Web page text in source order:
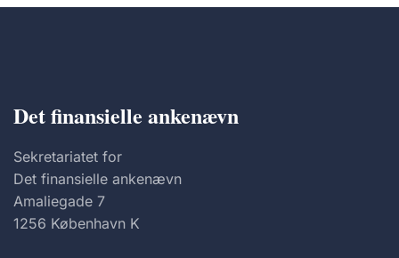
Det finansielle ankenævn
Sekretariatet for
Det finansielle ankenævn
Amaliegade 7
1256 København K